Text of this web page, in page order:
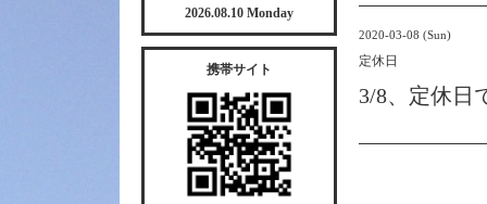
2020-03-08 (Sun)
定休日
3/8、定休日
2026.08.10 Monday
携帯サイト